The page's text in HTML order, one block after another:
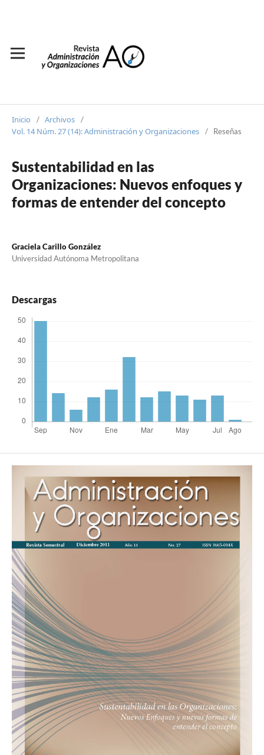
Inicio / Archivos /
Vol. 14 Núm. 27 (14): Administración y Organizaciones / Reseñas
Sustentabilidad en las
Organizaciones: Nuevos enfoques y
formas de entender del concepto
Graciela Carillo González
Universidad Autónoma Metropolitana
Descargas